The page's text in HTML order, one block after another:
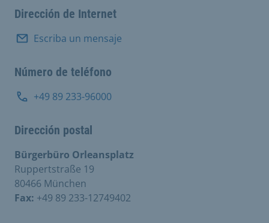
Dirección de Internet
Escriba un mensaje
Número de teléfono
+49 89 233-96000
Dirección postal
Bürgerbüro Orleansplatz
Ruppertstraße 19
80466 München
Fax: +49 89 233-12749402